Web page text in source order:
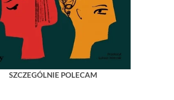
SZCZEGÓLNIE POLECAM